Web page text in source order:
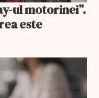
ul motorinei”.
este